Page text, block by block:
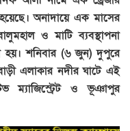
অনাদায়ে এক মাসের
ও মাটি ব্যবস্থাপনা
হয়। শনিবার (৬ জুন) দুপুরে
এলাকার নদীর ঘাটে এই
ম্যাজিস্ট্রেট ও ভূঞাপুর